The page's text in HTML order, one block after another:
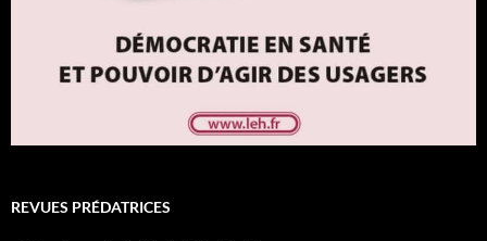
REVUES PRÉDATRICES